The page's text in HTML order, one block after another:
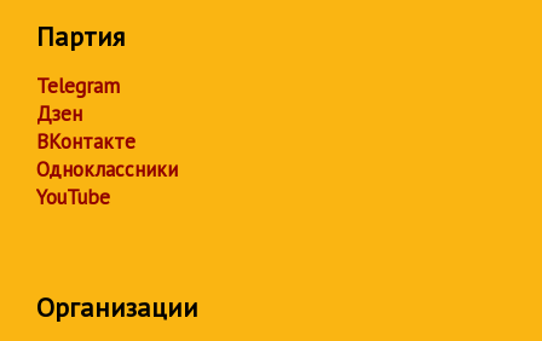
Партия
Telegram
Дзен
ВКонтакте
Одноклассники
YouTube
Организации